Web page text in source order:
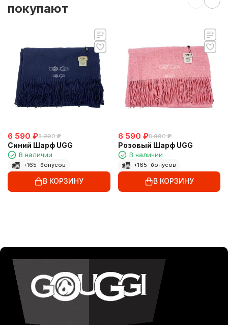
покупают
6 590 ₽8 990 ₽
Синий Шарф UGG
В наличии
+165 бонусов
В КОРЗИНУ
6 590 ₽8 990 ₽
Розовый Шарф UGG
В наличии
+165 бонусов
В КОРЗИНУ